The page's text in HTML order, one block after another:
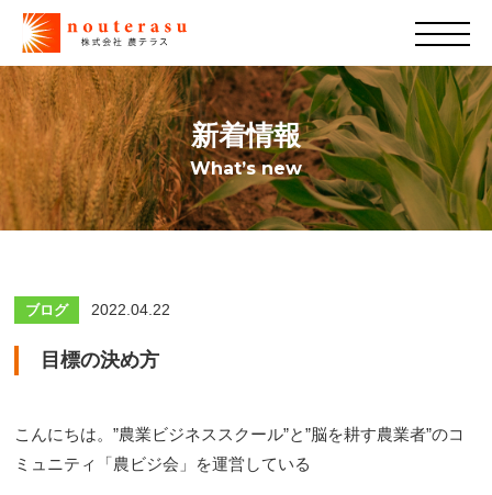
新着情報
What’s new
ブログ 2022.04.22
目標の決め方
こんにちは。”農業ビジネススクール”と”脳を耕す農業者”のコ
ミュニティ「農ビジ会」を運営している